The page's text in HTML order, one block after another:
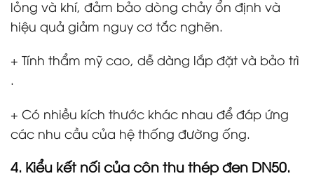
lỏng và khí, đảm bảo dòng chảy ổn định và
hiệu quả giảm nguy cơ tắc nghẽn.
+ Tính thẩm mỹ cao, dễ dàng lắp đặt và bảo trì
.
+ Có nhiều kích thước khác nhau để đáp ứng
các nhu cầu của hệ thống đường ống.
4. Kiểu kết nối củacôn thu thép đen DN50.